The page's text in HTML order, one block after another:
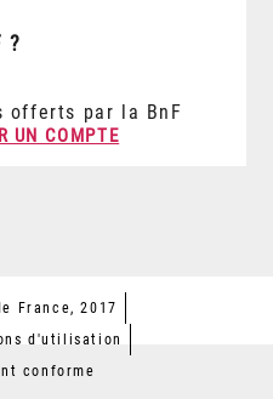
?
offerts par la BnF
UN COMPTE
France, 2017
d'utilisation
conforme